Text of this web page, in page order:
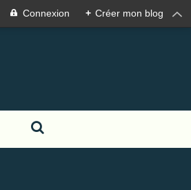
Connexion + Créer mon blog